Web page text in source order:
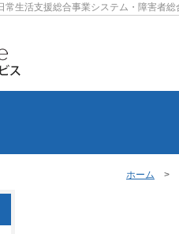
生活支援総合事業システム・障害者総
ホーム >